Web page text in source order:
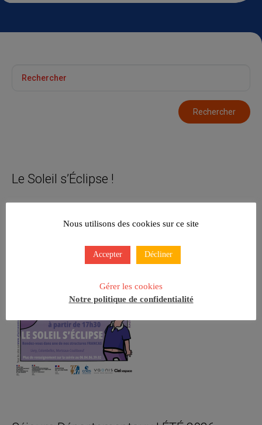
Le Soleil s’Éclipse !
Nous utilisons des cookies sur ce site
Accepter Décliner
Gérer les cookies
Notre politique de confidentialité